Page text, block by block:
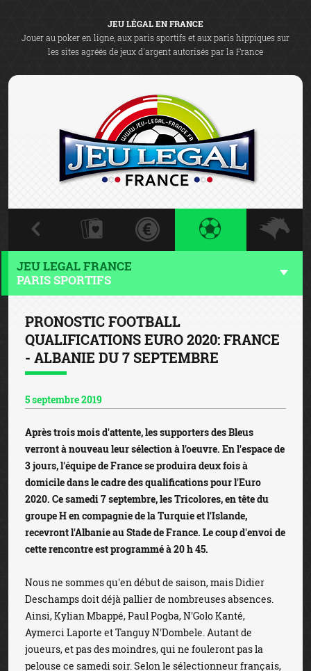
JEU LÉGAL EN FRANCE
Jouer au poker en ligne, aux paris sportifs et aux paris hippiques sur
les sites agréés de jeux d'argent autorisés par la France
JEU LEGAL FRANCE
PARIS SPORTIFS
PRONOSTIC FOOTBALL
QUALIFICATIONS EURO 2020: FRANCE
- ALBANIE DU 7 SEPTEMBRE
5 septembre 2019
Après trois mois d'attente, les supporters des Bleus
verront à nouveau leur sélection à l'oeuvre. En l'espace de
3 jours, l'équipe de France se produira deux fois à
domicile dans le cadre des qualifications pour l'Euro
2020. Ce samedi 7 septembre, les Tricolores, en tête du
groupe H en compagnie de la Turquie et l'Islande,
recevront l'Albanie au Stade de France. Le coup d'envoi de
cette rencontre est programmé à 20 h 45.
Nous ne sommes qu'en début de saison, mais Didier
Deschamps doit déjà pallier de nombreuses absences.
Ainsi, Kylian Mbappé, Paul Pogba, N'Golo Kanté,
Aymerci Laporte et Tanguy N'Dombele. Autant de
joueurs, et pas des moindres, qui ne fouleront pas la
pelouse ce samedi soir. Selon le sélectionneur français,